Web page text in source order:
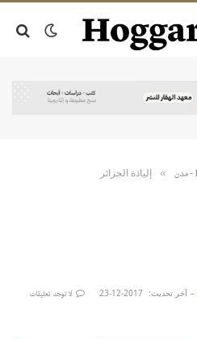
» إلياذة الجزائر
آخر تحديث: 2017-12-23 لا توجد تعليقات